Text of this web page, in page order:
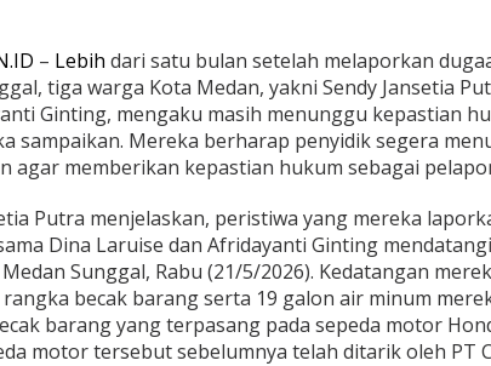
– Lebih dari satu bulan setelah melaporkan
tiga warga Kota Medan, yakni Sendy Jansetia
Ginting, mengaku masih menunggu kepastian
sampaikan. Mereka berharap penyidik segera
agar memberikan kepastian hukum sebagai
Putra menjelaskan, peristiwa yang mereka
Dina Laruise dan Afridayanti Ginting
Sunggal, Rabu (21/5/2026). Kedatangan
becak barang serta 19 galon air minum
barang yang terpasang pada sepeda motor
motor tersebut sebelumnya telah ditarik oleh PT
Tak Lagi
SDABMBK Medan Jemput Bola
Tangani